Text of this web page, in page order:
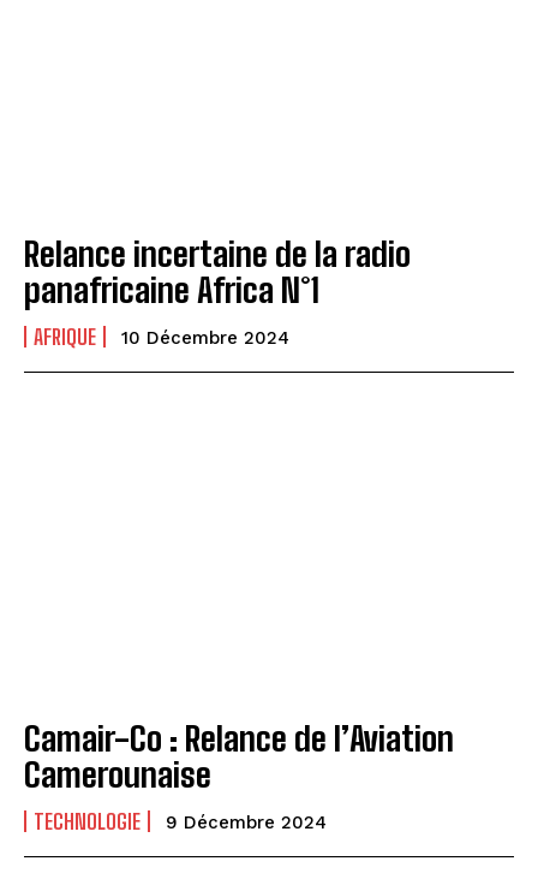
Relance incertaine de la radio
panafricaine Africa N°1
AFRIQUE 10 Décembre 2024
Camair-Co : Relance de l’Aviation
Camerounaise
TECHNOLOGIE 9 Décembre 2024